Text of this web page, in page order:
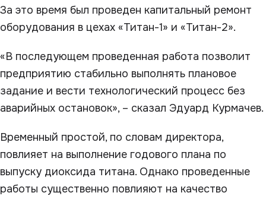
За это время был проведен капитальный ремонт
оборудования в цехах «Титан-1» и «Титан-2».
«В последующем проведенная работа позволит
предприятию стабильно выполнять плановое
задание и вести технологический процесс без
аварийных остановок», – сказал Эдуард Курмачев.
Временный простой, по словам директора,
повлияет на выполнение годового плана по
выпуску диоксида титана. Однако проведенные
работы существенно повлияют на качество